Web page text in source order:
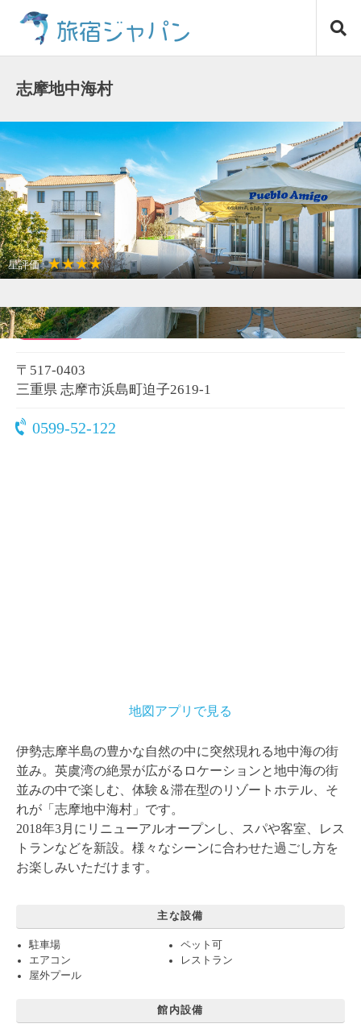
ス
キ
プ
旅宿ジャパン
志摩地中海村
星評価 :★★★★
観光名所が近い
〒517-0403
三重県 志摩市浜島町迫子2619-1
0599-52-122
地図アプリで見る
伊勢志摩半島の豊かな自然の中に突然現れる地中海の街
並み。英虞湾の絶景が広がるロケーションと地中海の街
並みの中で楽しむ、体験＆滞在型のリゾートホテル、そ
れが「志摩地中海村」です。
2018年3月にリニューアルオープンし、スパや客室、レス
トランなどを新設。様々なシーンに合わせた過ごし方を
お楽しみいただけます。
主な設備
駐車場
ペット可
エアコン
レストラン
屋外プール
館内設備